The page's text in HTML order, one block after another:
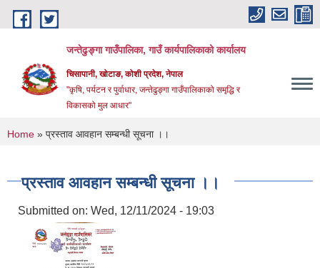
Skip to main content
जन्तेढुङ्गा गाउँपालिका, गाउँ कार्यपालिकाको कार्यालय
चिसापानी, खोटाङ, कोशी प्रदेश, नेपाल
"कृषि, पर्यटन र पुर्वाधार, जन्तेढुङ्गा गाउँपालिकाको समृद्धि र
विकासको मुल आधार"
You are here
Home » प्रस्ताव आवहान सम्बन्धी सूचना ।।
प्रस्ताव आवहान सम्बन्धी सूचना ।।
Submitted on: Wed, 12/11/2024 - 19:03